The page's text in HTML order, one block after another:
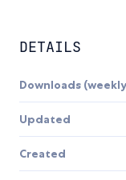
DETAILS
Downloads
Updated
Created